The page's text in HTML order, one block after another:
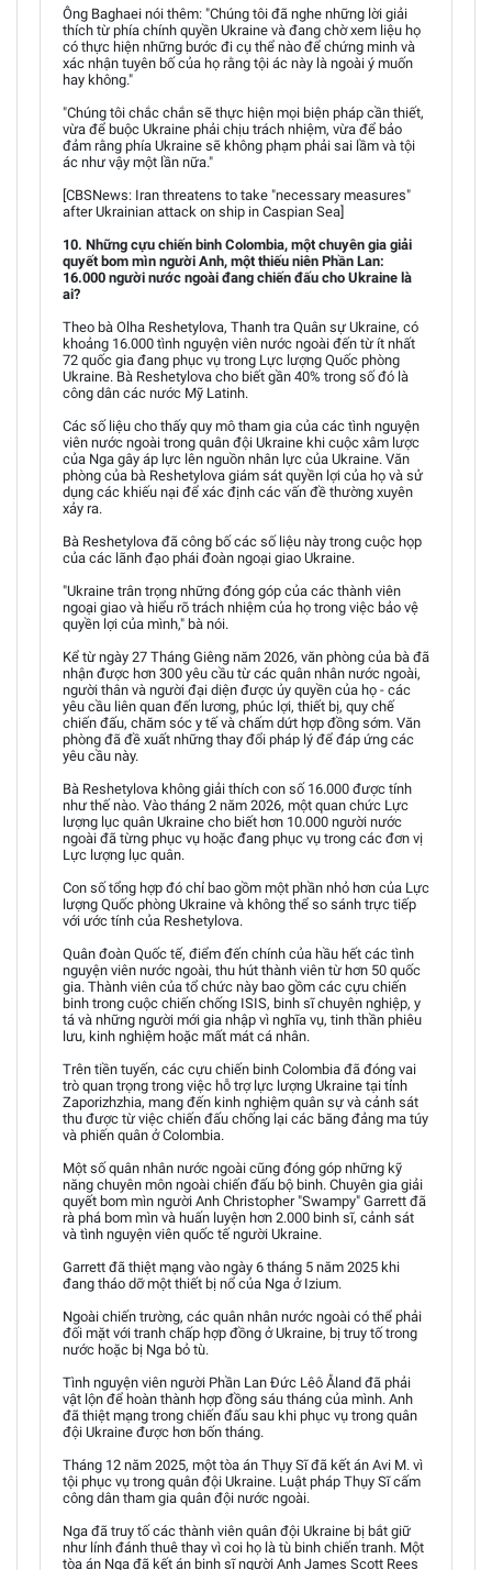
Ông Baghaei nói thêm: "Chúng tôi đã nghe những lời giải
thích từ phía chính quyền Ukraine và đang chờ xem liệu họ
có thực hiện những bước đi cụ thể nào để chứng minh và
xác nhận tuyên bố của họ rằng tội ác này là ngoài ý muốn
hay không."
"Chúng tôi chắc chắn sẽ thực hiện mọi biện pháp cần thiết,
vừa để buộc Ukraine phải chịu trách nhiệm, vừa để bảo
đảm rằng phía Ukraine sẽ không phạm phải sai lầm và tội
ác như vậy một lần nữa."
[CBSNews: Iran threatens to take "necessary measures"
after Ukrainian attack on ship in Caspian Sea]
10. Những cựu chiến binh Colombia, một chuyên gia giải
quyết bom mìn người Anh, một thiếu niên Phần Lan:
16.000 người nước ngoài đang chiến đấu cho Ukraine là
ai?
Theo bà Olha Reshetylova, Thanh tra Quân sự Ukraine, có
khoảng 16.000 tình nguyện viên nước ngoài đến từ ít nhất
72 quốc gia đang phục vụ trong Lực lượng Quốc phòng
Ukraine. Bà Reshetylova cho biết gần 40% trong số đó là
công dân các nước Mỹ Latinh.
Các số liệu cho thấy quy mô tham gia của các tình nguyện
viên nước ngoài trong quân đội Ukraine khi cuộc xâm lược
của Nga gây áp lực lên nguồn nhân lực của Ukraine. Văn
phòng của bà Reshetylova giám sát quyền lợi của họ và sử
dụng các khiếu nại để xác định các vấn đề thường xuyên
xảy ra.
Bà Reshetylova đã công bố các số liệu này trong cuộc họp
của các lãnh đạo phái đoàn ngoại giao Ukraine.
"Ukraine trân trọng những đóng góp của các thành viên
ngoại giao và hiểu rõ trách nhiệm của họ trong việc bảo vệ
quyền lợi của mình," bà nói.
Kể từ ngày 27 Tháng Giêng năm 2026, văn phòng của bà đã
nhận được hơn 300 yêu cầu từ các quân nhân nước ngoài,
người thân và người đại diện được ủy quyền của họ - các
yêu cầu liên quan đến lương, phúc lợi, thiết bị, quy chế
chiến đấu, chăm sóc y tế và chấm dứt hợp đồng sớm. Văn
phòng đã đề xuất những thay đổi pháp lý để đáp ứng các
yêu cầu này.
Bà Reshetylova không giải thích con số 16.000 được tính
như thế nào. Vào tháng 2 năm 2026, một quan chức Lực
lượng lục quân Ukraine cho biết hơn 10.000 người nước
ngoài đã từng phục vụ hoặc đang phục vụ trong các đơn vị
Lực lượng lục quân.
Con số tổng hợp đó chỉ bao gồm một phần nhỏ hơn của Lực
lượng Quốc phòng Ukraine và không thể so sánh trực tiếp
với ước tính của Reshetylova.
Quân đoàn Quốc tế, điểm đến chính của hầu hết các tình
nguyện viên nước ngoài, thu hút thành viên từ hơn 50 quốc
gia. Thành viên của tổ chức này bao gồm các cựu chiến
binh trong cuộc chiến chống ISIS, binh sĩ chuyên nghiệp, y
tá và những người mới gia nhập vì nghĩa vụ, tinh thần phiêu
lưu, kinh nghiệm hoặc mất mát cá nhân.
Trên tiền tuyến, các cựu chiến binh Colombia đã đóng vai
trò quan trọng trong việc hỗ trợ lực lượng Ukraine tại tỉnh
Zaporizhzhia, mang đến kinh nghiệm quân sự và cảnh sát
thu được từ việc chiến đấu chống lại các băng đảng ma túy
và phiến quân ở Colombia.
Một số quân nhân nước ngoài cũng đóng góp những kỹ
năng chuyên môn ngoài chiến đấu bộ binh. Chuyên gia giải
quyết bom mìn người Anh Christopher "Swampy" Garrett đã
rà phá bom mìn và huấn luyện hơn 2.000 binh sĩ, cảnh sát
và tình nguyện viên quốc tế người Ukraine.
Garrett đã thiệt mạng vào ngày 6 tháng 5 năm 2025 khi
đang tháo dỡ một thiết bị nổ của Nga ở Izium.
Ngoài chiến trường, các quân nhân nước ngoài có thể phải
đối mặt với tranh chấp hợp đồng ở Ukraine, bị truy tố trong
nước hoặc bị Nga bỏ tù.
Tình nguyện viên người Phần Lan Đức Lêô Åland đã phải
vật lộn để hoàn thành hợp đồng sáu tháng của mình. Anh
đã thiệt mạng trong chiến đấu sau khi phục vụ trong quân
đội Ukraine được hơn bốn tháng.
Tháng 12 năm 2025, một tòa án Thụy Sĩ đã kết án Avi M. vì
tội phục vụ trong quân đội Ukraine. Luật pháp Thụy Sĩ cấm
công dân tham gia quân đội nước ngoài.
Nga đã truy tố các thành viên quân đội Ukraine bị bắt giữ
như lính đánh thuê thay vì coi họ là tù binh chiến tranh. Một
tòa án Nga đã kết án binh sĩ người Anh James Scott Rees